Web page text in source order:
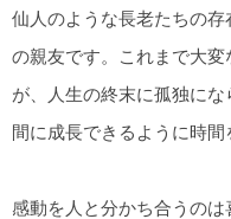
仙人のような長老たちの
の親友です。これまで大
が、人生の終末に孤独に
間に成長できるように時間
感動を人と分かち合うの